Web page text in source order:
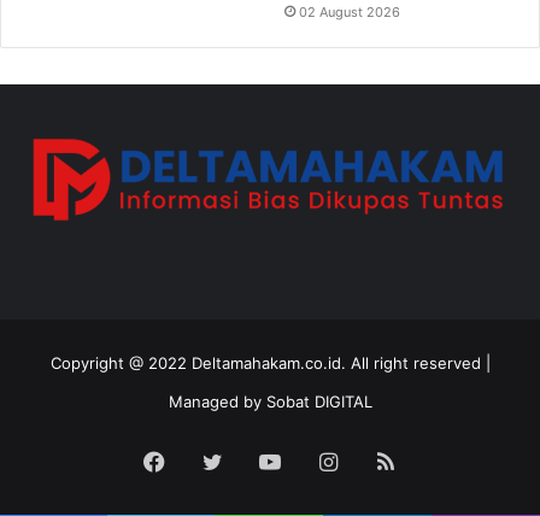
02 August 2026
Copyright @ 2022 Deltamahakam.co.id. All right reserved |
Managed by Sobat DIGITAL
Facebook
Twitter YouTubeInstagram